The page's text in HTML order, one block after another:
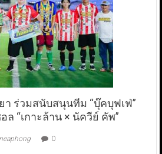
า ร่วมสนับสนุนทีม “บุ๊คบุฟเฟ่”
“เกาะล้าน × นัควีย์ คัพ”
0